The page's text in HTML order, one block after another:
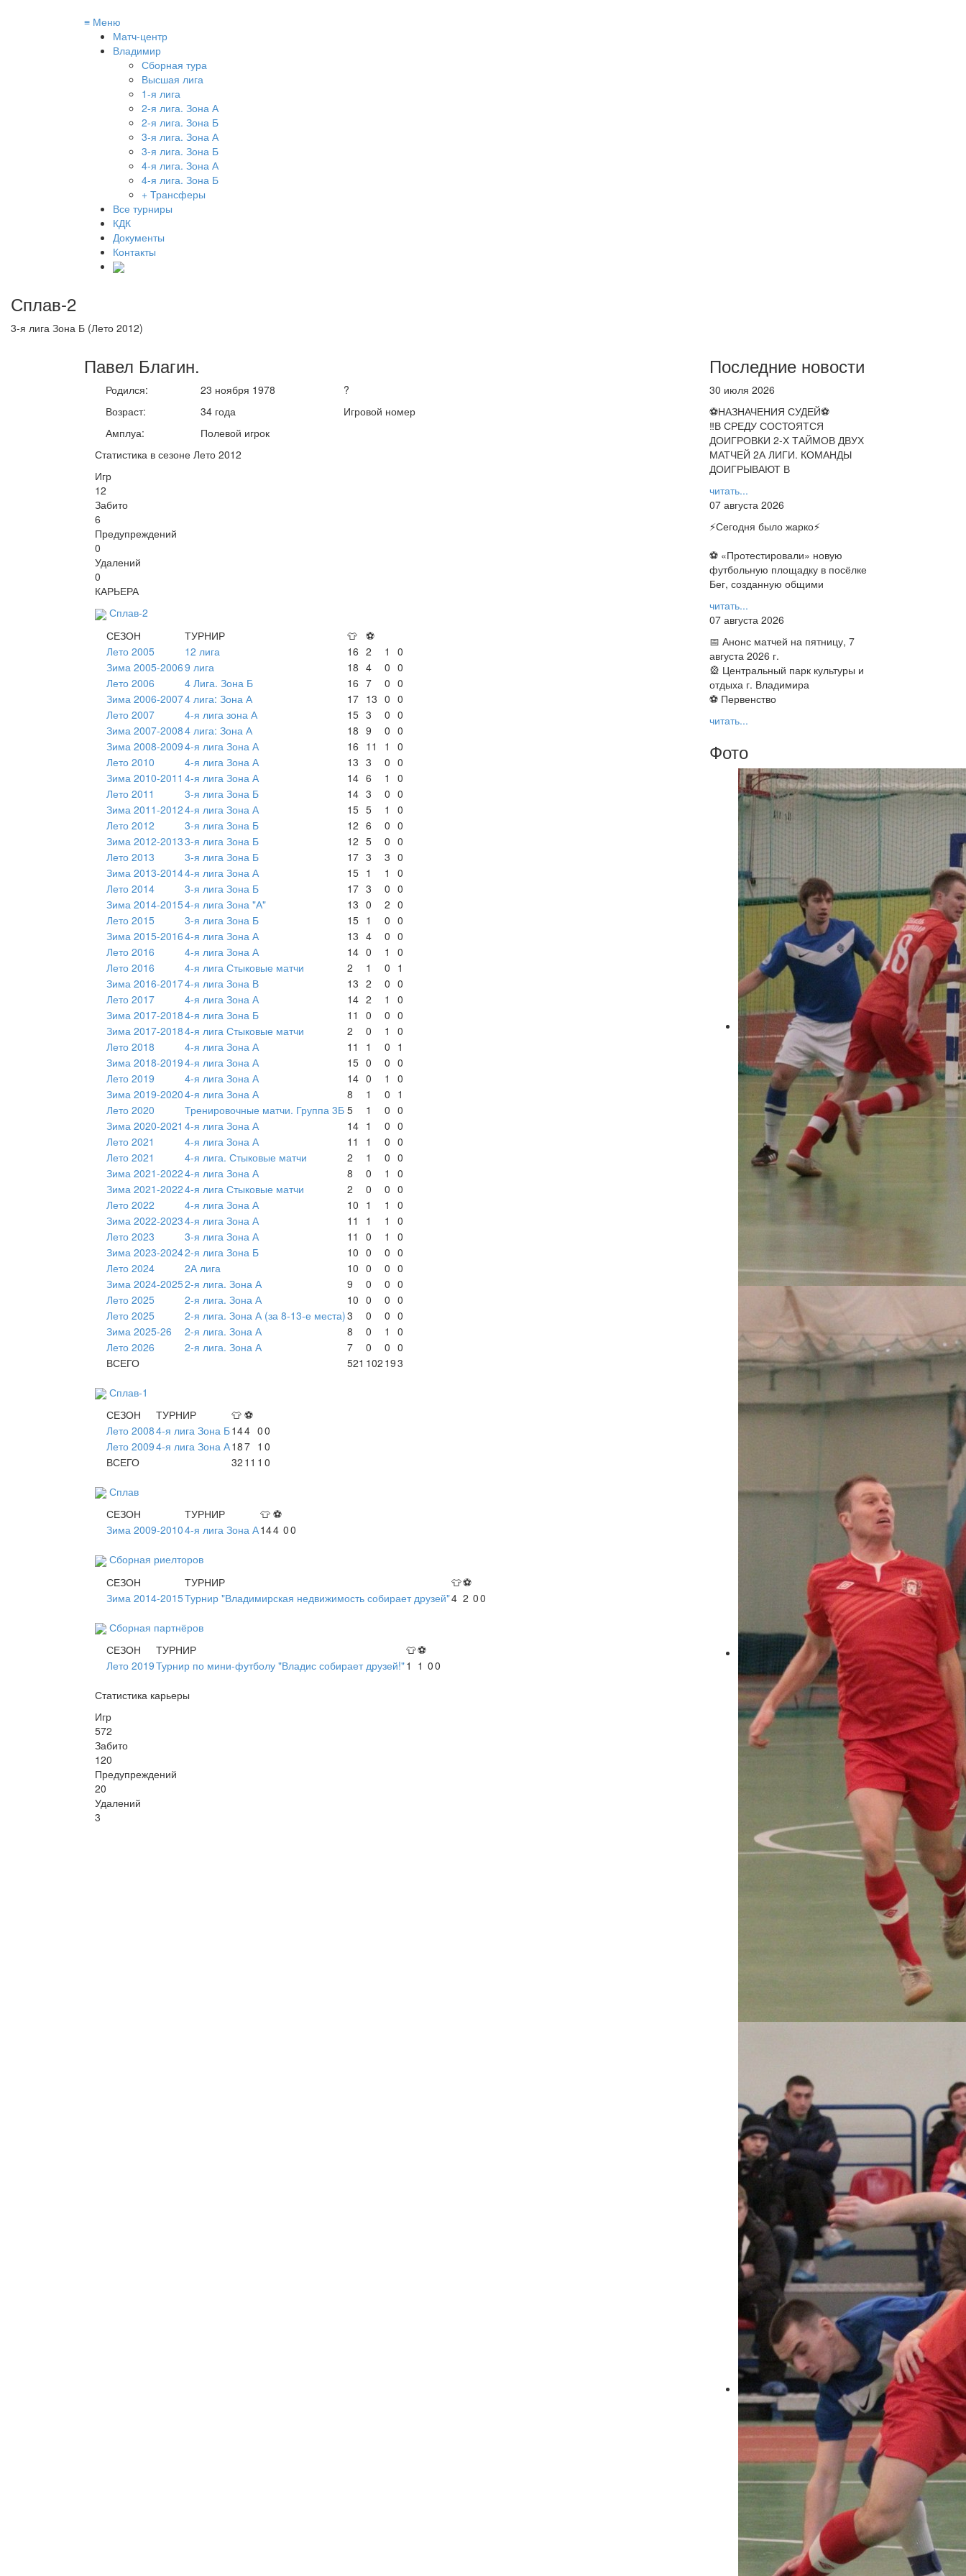
≡ Меню
Матч-центр
Владимир
Сборная тура
Высшая лига
1-я лига
2-я лига. Зона А
2-я лига. Зона Б
3-я лига. Зона А
3-я лига. Зона Б
4-я лига. Зона А
4-я лига. Зона Б
+ Трансферы
Все турниры
КДК
Документы
Контакты
Сплав-2
3-я лига Зона Б (Лето 2012)
Павел Благин.
Родился:
Возраст:
Амплуа:
23 ноября 1978
34 года
Полевой игрок
?
Игровой номер
Статистика в сезоне Лето 2012
Игр
12
Забито
6
Предупреждений
0
Удалений
0
КАРЬЕРА
Сплав-2
СЕЗОН
ТУРНИР 👕 ⚽
Лето 2005
12 лига 16 2 1
0
Зима 2005-20069 лига 18 4 0 0
Лето 2006
4 Лига. Зона Б 16 7 0 0
Зима 2006-20074 лига: Зона А 17 13 0 0
Лето 2007
4-я лига зона А 15 3 0 0
Зима 2007-20084 лига: Зона А 18 9 0 0
Зима 2008-20094-я лига Зона А 16 11 1
0
Лето 2010
4-я лига Зона А 13 3 0 0
Зима 2010-2011 4-я лига Зона А 14 6 1
0
Лето 2011
3-я лига Зона Б 14 3 0 0
Зима 2011-20124-я лига Зона А 15 5 1
0
Лето 2012
3-я лига Зона Б 12 6 0 0
Зима 2012-20133-я лига Зона Б 12 5 0 0
Лето 2013
3-я лига Зона Б 17 3 3 0
Зима 2013-20144-я лига Зона А 15 1 1
0
Лето 2014
3-я лига Зона Б 17 3 0 0
Зима 2014-20154-я лига Зона "А" 13 0 2 0
Лето 2015
3-я лига Зона Б 15 1 0 0
Зима 2015-20164-я лига Зона А 13 4 0 0
Лето 2016
4-я лига Зона А 14 0 1
0
Лето 2016
4-я лига Стыковые матчи 2 1 0 1
Зима 2016-20174-я лига Зона В 13 2 0 0
Лето 2017
4-я лига Зона А 14 2 1
0
Зима 2017-20184-я лига Зона Б 11 0 0 0
Зима 2017-20184-я лига Стыковые матчи 2 0 1
0
Лето 2018
4-я лига Зона А 11 1 0 1
Зима 2018-20194-я лига Зона А 15 0 0 0
Лето 2019
4-я лига Зона А 14 0 1
0
Зима 2019-20204-я лига Зона А 8 1 0 1
Лето 2020
Тренировочные матчи. Группа 3Б 5 1 0 0
Зима 2020-2021 4-я лига Зона А 14 1 0 0
Лето 2021
4-я лига Зона А 11 1 0 0
Лето 2021
4-я лига. Стыковые матчи 2 1 0 0
Зима 2021-20224-я лига Зона А 8 0 1
0
Зима 2021-20224-я лига Стыковые матчи 2 0 0 0
Лето 2022
4-я лига Зона А 10 1 1
0
Зима 2022-20234-я лига Зона А 11 1 1
0
Лето 2023
3-я лига Зона А 11 0 1
0
Зима 2023-20242-я лига Зона Б 10 0 0 0
Лето 2024
2А лига 10 0 0 0
Зима 2024-20252-я лига. Зона А 9 0 0 0
Лето 2025
2-я лига. Зона А 10 0 0 0
Лето 2025
2-я лига. Зона А (за 8-13-е места)3 0 0 0
Зима 2025-26
2-я лига. Зона А 8 0 1
0
Лето 2026
2-я лига. Зона А 7 0 0 0
ВСЕГО
521 102 193
Сплав-1
СЕЗОН
ТУРНИР 👕 ⚽
Лето 20084-я лига Зона Б144 00
Лето 20094-я лига Зона А187 1 0
ВСЕГО
32 11 1 0
Сплав
СЕЗОН
ТУРНИР 👕 ⚽
Зима 2009-20104-я лига Зона А144 00
Сборная риелторов
СЕЗОН
ТУРНИР 👕⚽
Зима 2014-2015Турнир "Владимирская недвижимость собирает друзей"4 2 00
Сборная партнёров
СЕЗОН
ТУРНИР 👕⚽
Лето 2019Турнир по мини-футболу "Владис собирает друзей!"1 1 00
Статистика карьеры
Игр
572
Забито
120
Предупреждений
20
Удалений
3
Последние новости
30 июля 2026
⚽НАЗНАЧЕНИЯ СУДЕЙ⚽
‼В СРЕДУ СОСТОЯТСЯ
ДОИГРОВКИ 2-Х ТАЙМОВ ДВУХ
МАТЧЕЙ 2А ЛИГИ. КОМАНДЫ
ДОИГРЫВАЮТ В
читать...
07 августа 2026
⚡️Сегодня было жарко⚡️
⚽ ️«Протестировали» новую
футбольную площадку в посёлке
Бег, созданную общими
читать...
07 августа 2026
📅 Анонс матчей на пятницу, 7
августа 2026 г.
🎡 Центральный парк культуры и
отдыха г. Владимира
⚽ Первенство
читать...
Фото